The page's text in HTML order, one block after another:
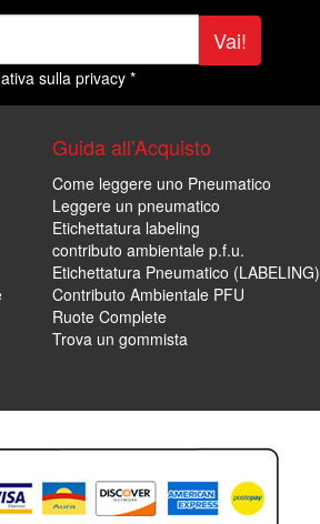
Vai!
sulla privacy *
Guida all'Acquisto
Come leggere uno Pneumatico
Leggere un pneumatico
Etichettatura labeling
contributo ambientale p.f.u.
Etichettatura Pneumatico (LABELING)
Contributo Ambientale PFU
Ruote Complete
Trova un gommista